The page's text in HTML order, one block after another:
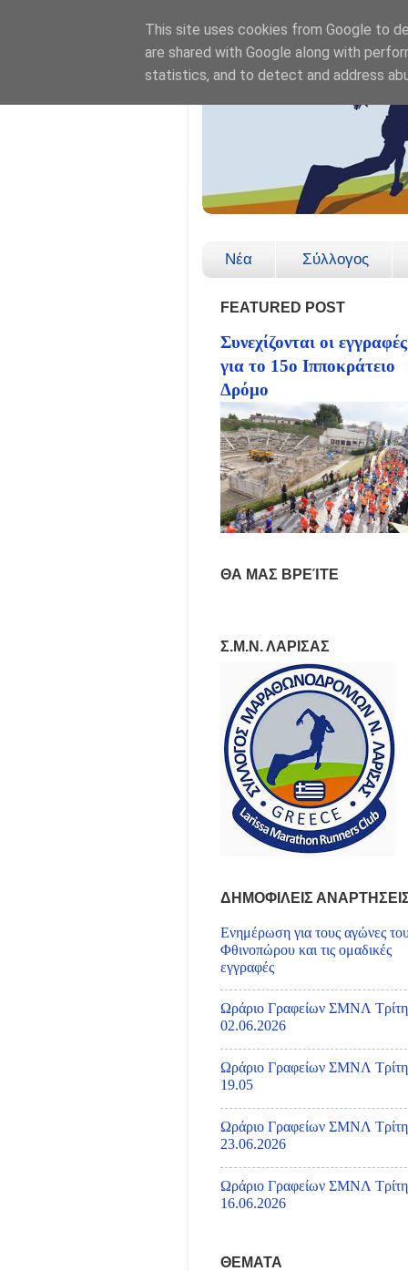
Νέα Σύλλογος
FEATURED POST
Συνεχίζονται οι εγγραφές
για το 15ο Ιπποκράτειο
Δρόμο
ΘΑ ΜΑΣ ΒΡΕΊΤΕ
Σ.Μ.Ν. ΛΑΡΙΣΑΣ
ΔΗΜΟΦΙΛΕΙΣ
Ενημέρωση για τους αγώνες
Φθινοπώρου και τις ομαδικές
εγγραφές
Ωράριο Γραφείων ΣΜΝΛ Τρίτη
02.06.2026
Ωράριο Γραφείων ΣΜΝΛ Τρίτη
19.05
Ωράριο Γραφείων ΣΜΝΛ Τρίτη
23.06.2026
Ωράριο Γραφείων ΣΜΝΛ Τρίτη
16.06.2026
ΘΕΜΑΤΑ
This site uses cookies from Google to
are shared with Google along with
statistics, and to detect and address